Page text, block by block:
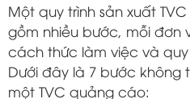
Một quy trình sản xuất
gồm nhiều bước, mỗi đơn
cách thức làm việc và quy
Dưới đây là 7 bước không
một TVC quảng cáo: